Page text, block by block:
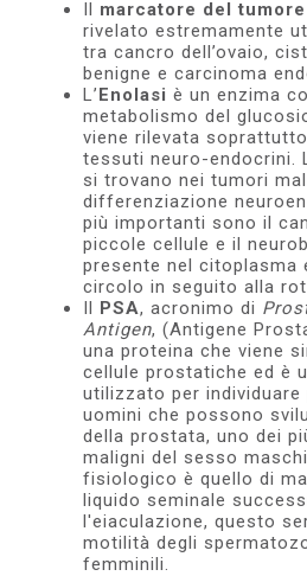
Il marcatore del
rivelato estremamente
tra cancro dell’ovaio,
benigne e carcinoma
L’Enolasi è un enzima
metabolismo del
viene rilevata
tessuti neuro-endocrini.
si trovano nei tumori
differenziazione
più importanti sono il
piccole cellule e il
presente nel citoplasma
circolo in seguito alla
Il PSA, acronimo di
Antigen, (Antigene
una proteina che viene
cellule prostatiche ed è
utilizzato per individuare
uomini che possono
della prostata, uno dei
maligni del sesso
fisiologico è quello di
liquido seminale
l'eiaculazione, questo
motilità degli
femminili.